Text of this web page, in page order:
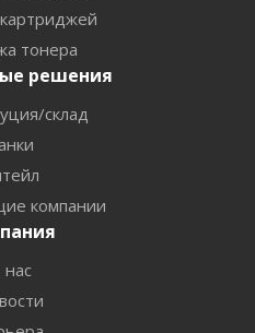
тонера
решения
склад
компании